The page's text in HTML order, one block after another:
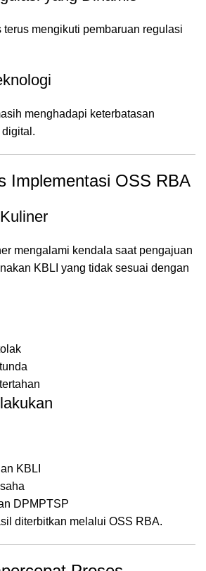
terus mengikuti pembaruan regulasi
menghadapi keterbatasan
Implementasi OSS RBA
mengalami kendala saat pengajuan
KBLI yang tidak sesuai dengan
KBLI
DPMPTSP
diterbitkan melalui OSS RBA.